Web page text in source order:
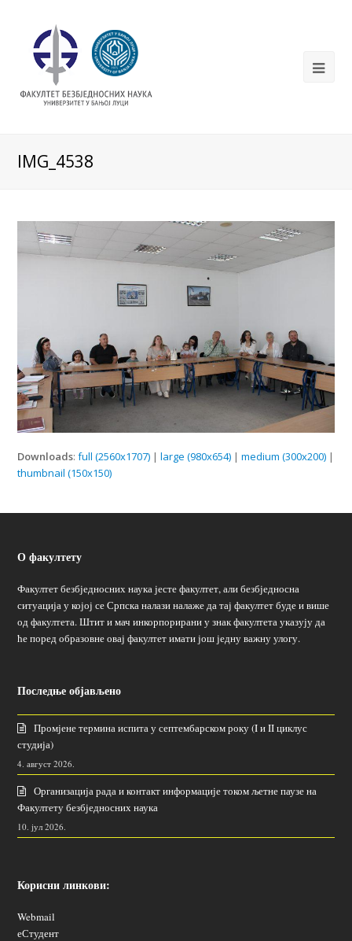
IMG_4538
Downloads:full (2560x1707) |large (980x654) |medium (300x200) |
thumbnail (150x150)
О факултету
Факултет безбједносних наука јесте факултет, али безбједносна
ситуација у којој се Српска налази налаже да тај факултет буде и више
од факултета. Штит и мач инкорпорирани у знак факултета указују да
ће поред образовне овај факултет имати још једну важну улогу.
Последње објављено
Промјене термина испита у септембарском року (I и II циклус
студија)
4. август 2026.
Организација рада и контакт информације током љетне паузе на
Факултету безбједносних наука
10. јул 2026.
Корисни линкови:
Webmail
еСтудент